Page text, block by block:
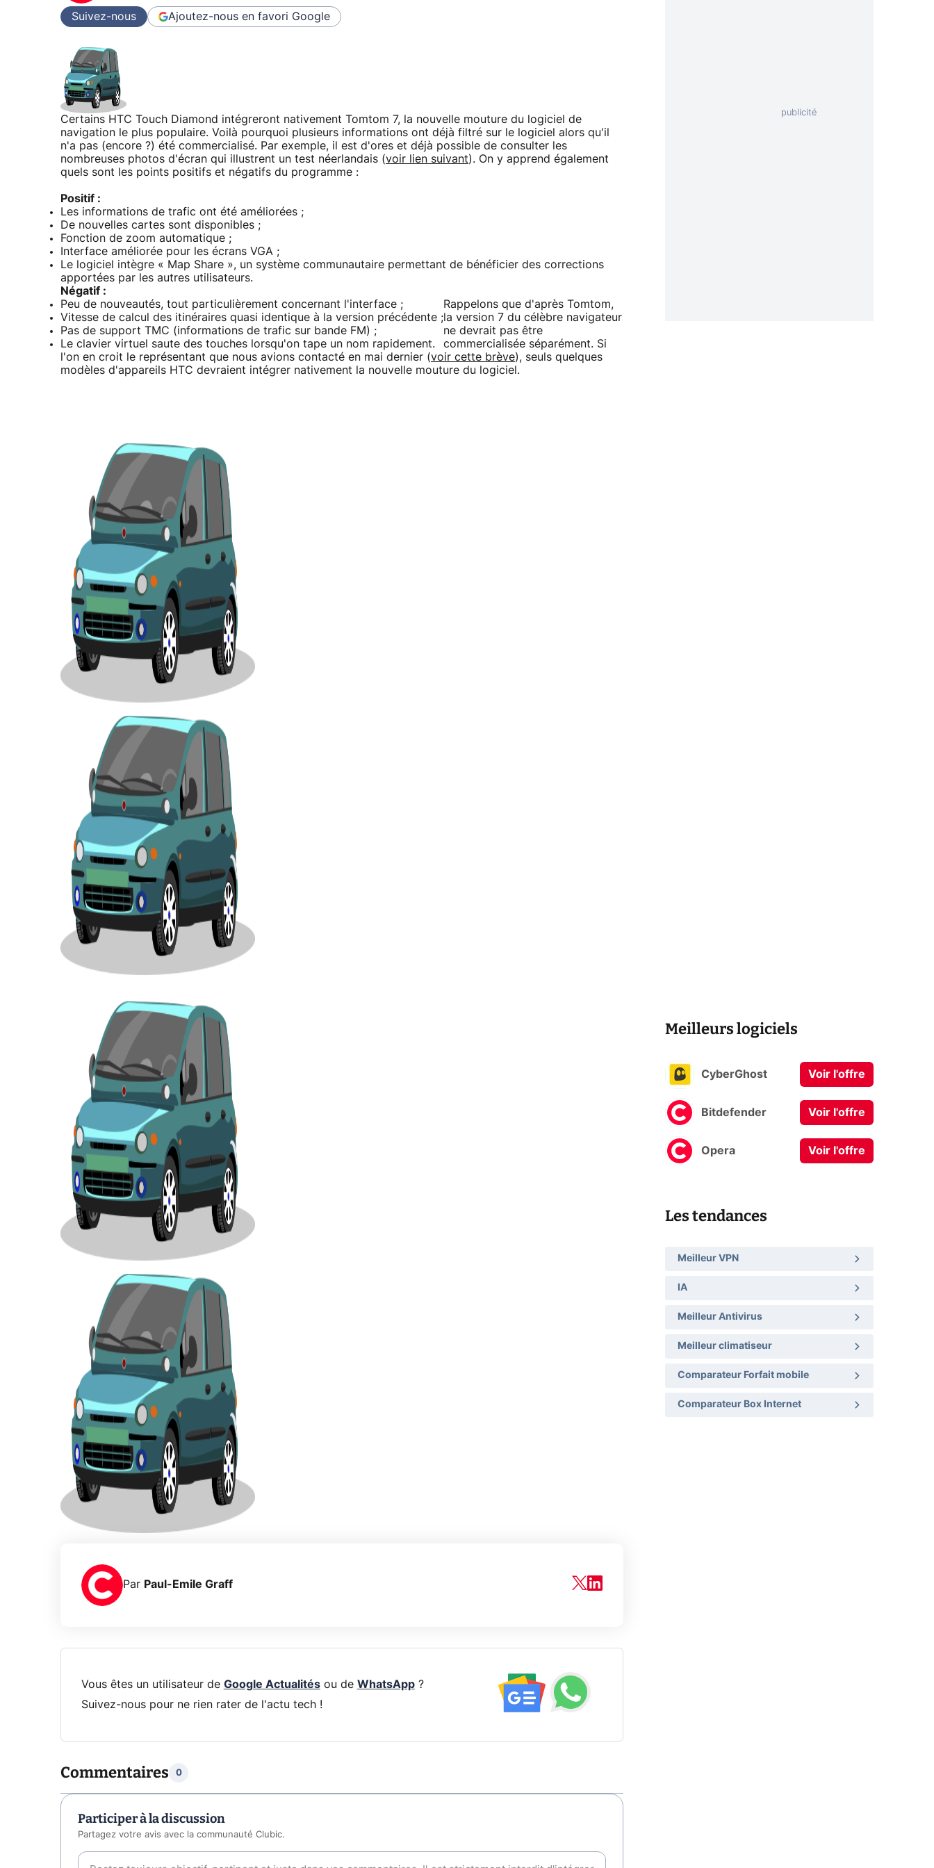
Suivez-nous Ajoutez-nous en favori Google
Certains HTC Touch Diamond intégreront nativement Tomtom 7, la nouvelle mouture du logiciel de
navigation le plus populaire. Voilà pourquoi plusieurs informations ont déjà filtré sur le logiciel alors qu'il
n'a pas (encore ?) été commercialisé. Par exemple, il est d'ores et déjà possible de consulter les
nombreuses photos d'écran qui illustrent un test néerlandais (voir lien suivant). On y apprend également
quels sont les points positifs et négatifs du programme :
Positif :
Les informations de trafic ont été améliorées ;
De nouvelles cartes sont disponibles ;
Fonction de zoom automatique ;
Interface améliorée pour les écrans VGA ;
Le logiciel intègre « Map Share », un système communautaire permettant de bénéficier des corrections
apportées par les autres utilisateurs.
Négatif :
Peu de nouveautés, tout particulièrement concernant l'interface ;
Vitesse de calcul des itinéraires quasi identique à la version précédente ;
Pas de support TMC (informations de trafic sur bande FM) ;
Le clavier virtuel saute des touches lorsqu'on tape un nom rapidement.
Rappelons que d'après Tomtom,
la version 7 du célèbre navigateur
ne devrait pas être
commercialisée séparément. Si
l'on en croit le représentant que nous avions contacté en mai dernier (voir cette brève), seuls quelques
modèles d'appareils HTC devraient intégrer nativement la nouvelle mouture du logiciel.
Par Paul-Emile Graff
Vous êtes un utilisateur de Google Actualitésou de WhatsApp?
Suivez-nous pour ne rien rater de l'actu tech !
Commentaires 0
Participer à la discussion
Partagez votre avis avec la communauté Clubic.
Meilleurs logiciels
CyberGhost Voir l'offre
Bitdefender Voir l'offre
Opera Voir l'offre
Les tendances
Meilleur VPN
IA
Meilleur Antivirus
Meilleur climatiseur
Comparateur Forfait mobile
Comparateur Box Internet